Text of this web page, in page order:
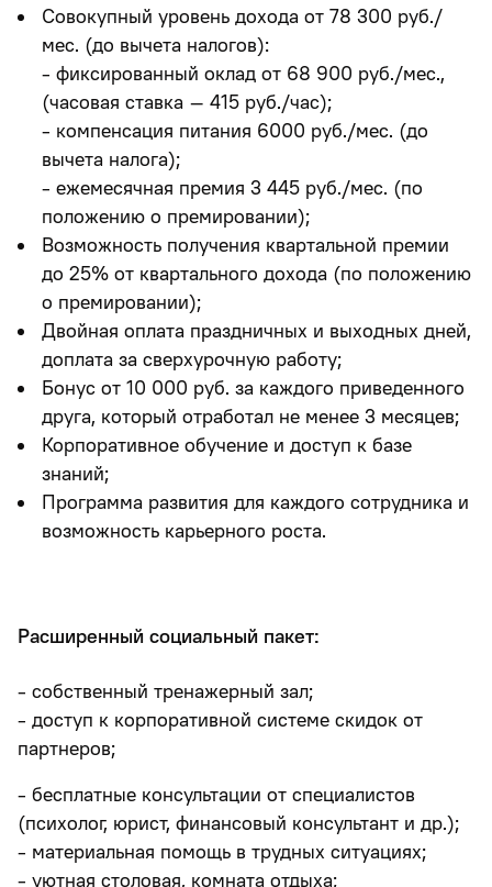
Совокупный уровень дохода от 78 300 руб./
мес. (до вычета налогов):
- фиксированный оклад от 68 900 руб./мес.,
(часовая ставка – 415 руб./час);
- компенсация питания 6000 руб./мес. (до
вычета налога);
- ежемесячная премия 3 445 руб./мес. (по
положению о премировании);
Возможность получения квартальной премии
до 25% от квартального дохода (по положению
о премировании);
Двойная оплата праздничных и выходных дней,
доплата за сверхурочную работу;
Бонус от 10 000 руб. за каждого приведенного
друга, который отработал не менее 3 месяцев;
Корпоративное обучение и доступ к базе
знаний;
Программа развития для каждого сотрудника и
возможность карьерного роста.
Расширенный социальный пакет:
- собственный тренажерный зал;
- доступ к корпоративной системе скидок от
партнеров;
- бесплатные консультации от специалистов
(психолог, юрист, финансовый консультант и др.);
- материальная помощь в трудных ситуациях;
- уютная столовая, комната отдыха;